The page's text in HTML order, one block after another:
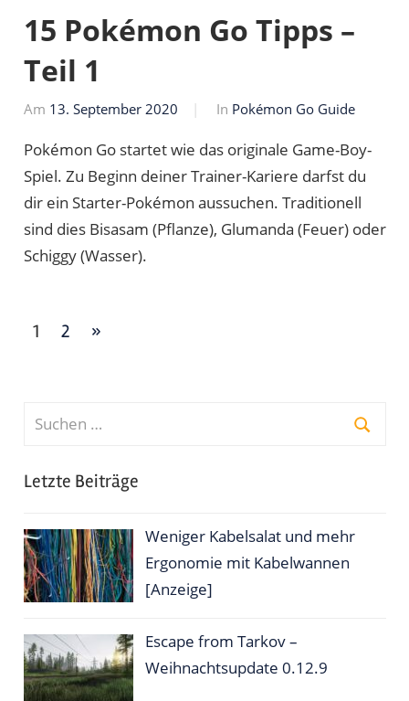
15 Pokémon Go Tipps –
Teil 1
Am 13. September 2020
Von
In Pokémon Go Guide
Pokémon Go startet wie das originale Game-Boy-
Spiel. Zu Beginn deiner Trainer-Kariere darfst du
dir ein Starter-Pokémon aussuchen. Traditionell
sind dies Bisasam (Pflanze), Glumanda (Feuer) oder
Schiggy (Wasser).
Seitennummerierung
1 2
Nächste
»
Suchen
Letzte Beiträge
Weniger Kabelsalat und mehr
Ergonomie mit Kabelwannen
[Anzeige]
Escape from Tarkov –
Weihnachtsupdate 0.12.9